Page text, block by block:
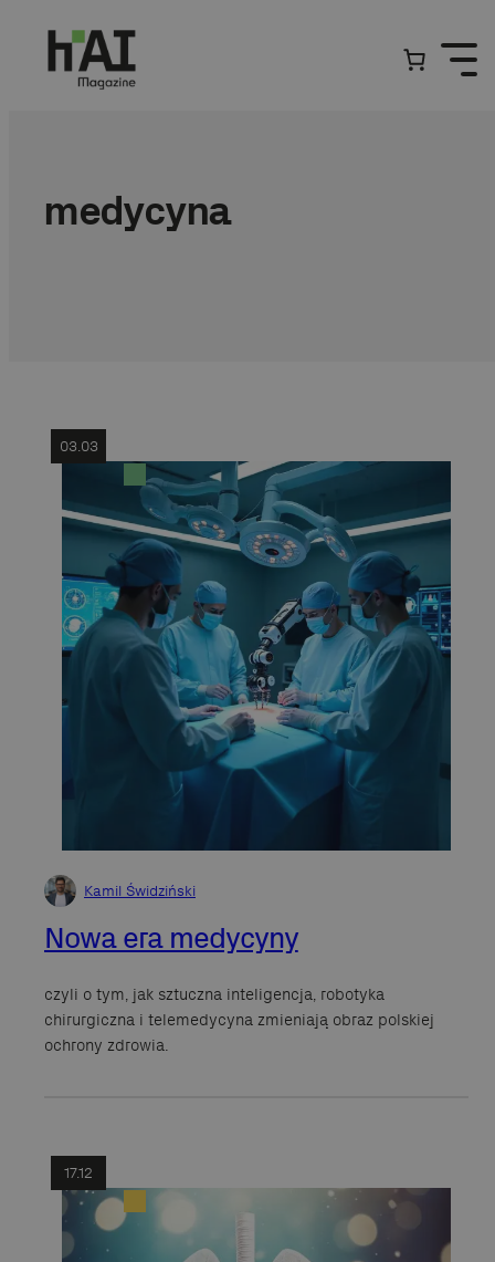
treści
medycyna
Kamil Świdziński
Nowa era medycyny
czyli o tym, jak sztuczna inteligencja, robotyka
chirurgiczna i telemedycyna zmieniają obraz polskiej
ochrony zdrowia.
03.03
17.12